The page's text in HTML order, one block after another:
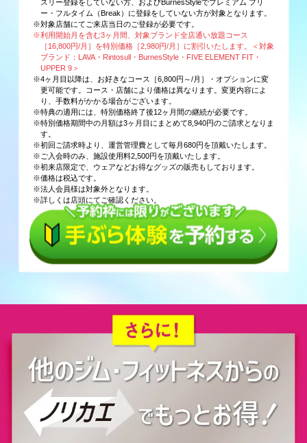
スリー登録をしていない方、およびBurnesStyleでプレミアム フリ
ー・フルタイム（Break）に登録をしていない方が対象となります。
※対象店舗にてご来店当日のご登録が必要です。
※利用開始月を含む3ヶ月間、対象ブランド全店通い放題コース
［16,800円/月］を特別価格［2,980円/月］に割引いたします。＜対象
ブランド：LAVA・Rintosull・BurnesStyle・FIVE ELEMENT FIT・
UPPER 9＞
※4ヶ月目以降は、お好きなコース［6,800円～/月］・オプションに変
更可能です。コース・店舗により価格は異なります。変更内容によ
り、手数料がかかる場合がございます。
※特典の適用には、特別価格終了後12ヶ月間の継続が必要です。
※特別価格期間中の月額は3ヶ月目にまとめて8,940円のご請求となりま
す。
※初回ご請求時より、運営管理費として毎月680円を頂戴いたします。
※ご入会時のみ、施設使用料2,500円を頂戴いたします。
※初来店限定で、ウェアなどお得なグッズの販売もしております。
※価格は税込です。
※法人会員様は対象外となります。
※詳しくは店頭にてご確認ください。